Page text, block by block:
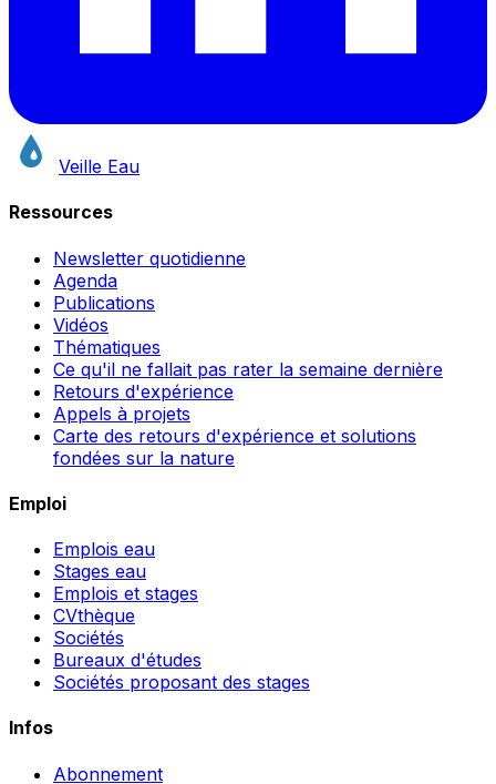
Veille Eau
Ressources
Newsletter quotidienne
Agenda
Publications
Vidéos
Thématiques
Ce qu'il ne fallait pas rater la semaine dernière
Retours d'expérience
Appels à projets
Carte des retours d'expérience et solutions
fondées sur la nature
Emploi
Emplois eau
Stages eau
Emplois et stages
CVthèque
Sociétés
Bureaux d'études
Sociétés proposant des stages
Infos
Abonnement